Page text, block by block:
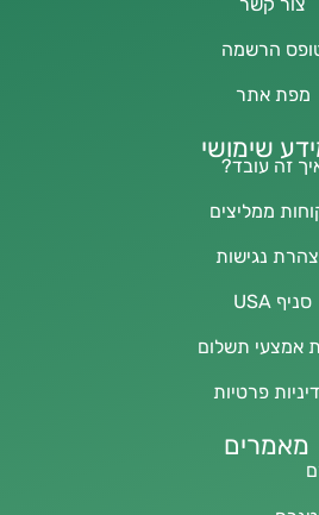
הרשמה
מפת אתר
שימושי
זה עובד?
ממליצים
נגישות
סניף USA
אמצעי תשלום
פרטיות
מאמרים